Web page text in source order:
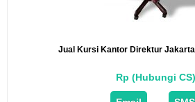
Jual Kursi Kantor Direktur
Rp (Hubungi CS)